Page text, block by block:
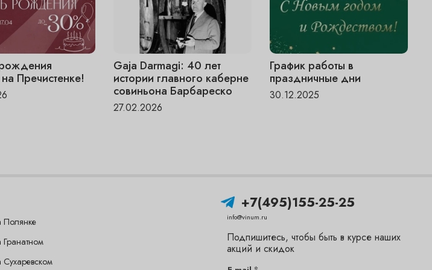
Пречистенке!
Gaja Darmagi: 40 лет
истории главного каберне
совиньона Барбареско
27.02.2026
График работы в
праздничные дни
30.12.2025
Полянке
+7(495)155-25-25
info@vinum.ru
Подпишитесь, чтобы быть в курсе наших
акций и скидок